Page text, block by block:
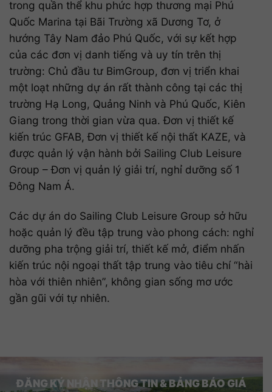
trong quần thể khu phức hợp thương mại Phú
Quốc Marina tại Bãi Trường xã Dương Tơ, ở
hướng Tây Nam đảo Phú Quốc, với sự kết hợp
của các đơn vị danh tiếng và uy tín trên thị
trường: Chủ đầu tư BimGroup, đơn vị triển khai
một loạt những dự án rất thành công tại các thị
trường Hạ Long, Quảng Ninh và Phú Quốc, Kiên
Giang trong thời gian vừa qua. Đơn vị thiết kế
kiến trúc GFAB, Đơn vị thiết kế nội thất KAZE, và
được quản lý vận hành bởi Sailing Club Leisure
Group – Đơn vị quản lý giải trí, nghỉ dưỡng số 1
Đông Nam Á.
Các dự án do Sailing Club Leisure Group sở hữu
hoặc quản lý đều tập trung vào phong cách: nghỉ
dưỡng pha trộng giải trí, thiết kế mở, điểm nhấn
kiến trúc nội ngoại thất tập trung vào tiêu chí “hài
hòa với thiên nhiên”, không gian sống mơ ước
gần gũi với tự nhiên.
ĐĂNG KÝ NHẬN THÔNG TIN & BẢNG BÁO GIÁ